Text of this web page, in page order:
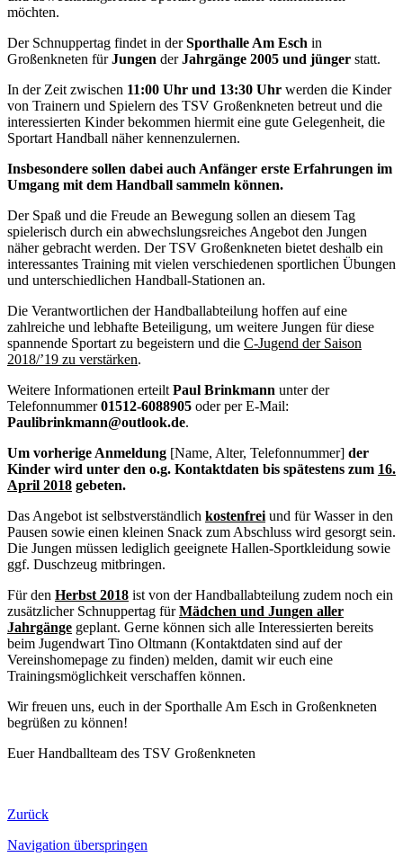
möchten.
Der Schnuppertag findet in derSporthalle Am Esch in
Großenkneten fürJungen derJahrgänge 2005 und jünger statt.
In der Zeit zwischen 11:00 Uhr und 13:30 Uhr werden die Kinder
von Trainern und Spielern des TSV Großenkneten betreut und die
interessierten Kinder bekommen hiermit eine gute Gelegenheit, die
Sportart Handball näher kennenzulernen.
Insbesondere sollen dabei auch Anfänger erste Erfahrungen im
Umgang mit dem Handball sammeln können.
Der Spaß und die Freude an Bewegung sollen an diesem Tag
spielerisch durch ein abwechslungsreiches Angebot den Jungen
näher gebracht werden. Der TSV Großenkneten bietet deshalb ein
interessantes Training mit vielen verschiedenen sportlichen Übungen
und unterschiedlichen Handball-Stationen an.
Die Verantwortlichen der Handballabteilung hoffen auf eine
zahlreiche und lebhafte Beteiligung, um weitere Jungen für diese
spannende Sportart zu begeistern und die C-Jugend der Saison
2018/’19 zu verstärken.
Weitere Informationen erteilt Paul Brinkmann unter der
Telefonnummer01512-6088905 oder per E-Mail:
Paulibrinkmann@outlook.de.
Um vorherige Anmeldung [Name, Alter, Telefonnummer] der
Kinder wird unter den o.g. Kontaktdaten bis spätestens zum 16.
April 2018 gebeten.
Das Angebot ist selbstverständlich kostenfrei und für Wasser in den
Pausen sowie einen kleinen Snack zum Abschluss wird gesorgt sein.
Die Jungen müssen lediglich geeignete Hallen-Sportkleidung sowie
ggf. Duschzeug mitbringen.
Für den Herbst 2018 ist von der Handballabteilung zudem noch ein
zusätzlicher Schnuppertag fürMädchen und Jungen aller
Jahrgänge geplant. Gerne können sich alle Interessierten bereits
beim Jugendwart Tino Oltmann (Kontaktdaten sind auf der
Vereinshomepage zu finden) melden, damit wir euch eine
Trainingsmöglichkeit verschaffen können.
Wir freuen uns, euch in der Sporthalle Am Esch in Großenkneten
begrüßen zu können!
Euer Handballteam des TSV Großenkneten
Zurück
Navigation überspringen